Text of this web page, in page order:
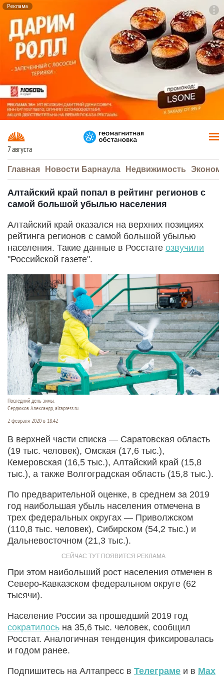
Реклама
7 августа
Главная Новости Барнаула Недвижимость
Алтайский край попал в рейтинг регионов с
самой большой убылью населения
Алтайский край оказался на верхних позициях
рейтинга регионов с самой большой убылью
населения. Такие данные в Росстате озвучили
"Российской газете".
Последний день зимы.
Сердюков Александр, altapress.ru.
2 февраля 2020 в 18:42
В верхней части списка — Саратовская область
(19 тыс. человек), Омская (17,6 тыс.),
Кемеровская (16,5 тыс.), Алтайский край (15,8
тыс.), а также Волгоградская область (15,8 тыс.).
По предварительной оценке, в среднем за 2019
год наибольшая убыль населения отмечена в
трех федеральных округах — Приволжском
(110,8 тыс. человек), Сибирском (54,2 тыс.) и
Дальневосточном (21,3 тыс.).
При этом наибольший рост населения отмечен в
Северо-Кавказском федеральном округе (62
тысячи).
Население России за прошедший 2019 год
сократилось на 35,6 тыс. человек, сообщил
Росстат. Аналогичная тенденция фиксировалась
и годом ранее.
Подпишитесь на Алтапресс в Телеграме и в Max